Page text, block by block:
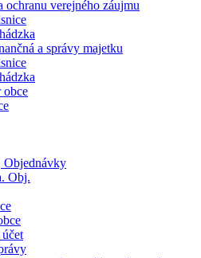
ochranu verejného záujmu
a správy majetku
Objednávky
Obj.